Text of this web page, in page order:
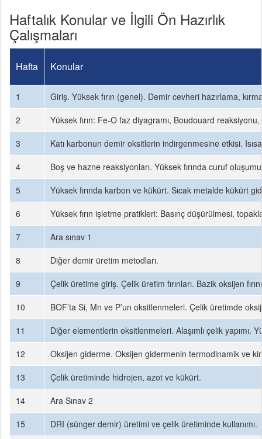
Haftalık Konular ve İlgili Ön Hazırlık
Çalışmaları
Hafta Konular
1
Giriş. Yüksek fırın (genel). Demir cevheri hazırlama,
2
Yüksek fırın: Fe-O faz diyagramı, Boudouard
3
Katı karbonun demir oksitlerin indirgenmesine etkisi.
4
Boş ve hazne reaksiyonları. Yüksek fırında curuf
5
Yüksek fırında karbon ve kükürt. Sıcak metalde kükürt
6
Yüksek fırın işletme pratikleri: Basınç düşürülmesi,
7
Ara sınav 1
8
Diğer demir üretim metodları.
9
Çelik üretime giriş. Çelik üretim fırınları. Bazik oksijen
10
BOF’ta Si, Mn ve P’un oksitlenmeleri. Çelik üretimde
11
Diğer elementlerin oksitlenmeleri. Alaşımlı çelik
12
Oksijen giderme. Oksijen gidermenin termodinamik ve
13
Çelik üretiminde hidrojen, azot ve kükürt.
14
Ara Sınav 2
15
DRI (sünger demir) üretimi ve çelik üretiminde kullanımı.